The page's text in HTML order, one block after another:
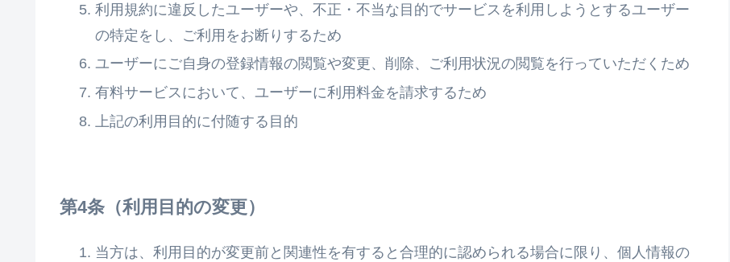
利用規約に違反したユーザーや、不正・不当な目的でサービスを利用しようとするユーザー
の特定をし、ご利用をお断りするため
ユーザーにご自身の登録情報の閲覧や変更、削除、ご利用状況の閲覧を行っていただくため
有料サービスにおいて、ユーザーに利用料金を請求するため
上記の利用目的に付随する目的
利用目的の変更
当方は、利用目的が変更前と関連性を有すると合理的に認められる場合に限り、個人情報の